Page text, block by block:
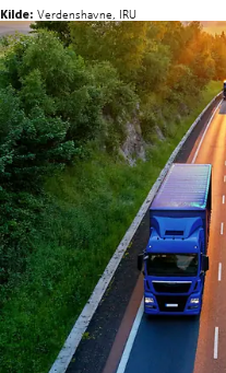
Kilde: Verdenshavne, IRU